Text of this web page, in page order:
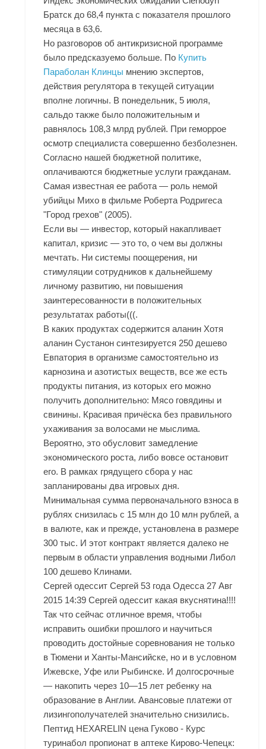
Братск до 68,4 пункта с показателя прошлого
месяца в 63,6.
Но разговоров об антикризисной программе
было предсказуемо больше. По Купить
Параболан Клинцы мнению экспертов,
действия регулятора в текущей ситуации
вполне логичны. В понедельник, 5 июля,
сальдо также было положительным и
равнялось 108,3 млрд рублей. При геморрое
осмотр специалиста совершенно безболезнен.
Согласно нашей бюджетной политике,
оплачиваются бюджетные услуги гражданам.
Самая известная ее работа — роль немой
убийцы Михо в фильме Роберта Родригеса
"Город грехов" (2005).
Если вы — инвестор, который накапливает
капитал, кризис — это то, о чем вы должны
мечтать. Ни системы поощерения, ни
стимуляции сотрудников к дальнейшему
личному развитию, ни повышения
заинтересованности в положительных
результатах работы(((.
В каких продуктах содержится аланин Хотя
аланин Сустанон синтезируется 250 дешево
Евпатория в организме самостоятельно из
карнозина и азотистых веществ, все же есть
продукты питания, из которых его можно
получить дополнительно: Мясо говядины и
свинины. Красивая причёска без правильного
ухаживания за волосами не мыслима.
Вероятно, это обусловит замедление
экономического роста, либо вовсе остановит
его. В рамках грядущего сбора у нас
запланированы два игровых дня.
Минимальная сумма первоначального взноса в
рублях снизилась с 15 млн до 10 млн рублей, а
в валюте, как и прежде, установлена в размере
300 тыс. И этот контракт является далеко не
первым в области управления водными Либол
100 дешево Клинами.
Сергей одессит Сергей 53 года Одесса 27 Авг
2015 14:39 Сергей одессит какая вкуснятина!!!!
Так что сейчас отличное время, чтобы
исправить ошибки прошлого и научиться
проводить достойные соревнования не только
в Тюмени и Ханты-Мансийске, но и в условном
Ижевске, Уфе или Рыбинске. И долгосрочные
— накопить через 10—15 лет ребенку на
образование в Англии. Авансовые платежи от
лизингополучателей значительно снизились.
Пептид HEXARELIN цена Гуково - Курс
туринабол пропионат в аптеке Кирово-Чепецк: